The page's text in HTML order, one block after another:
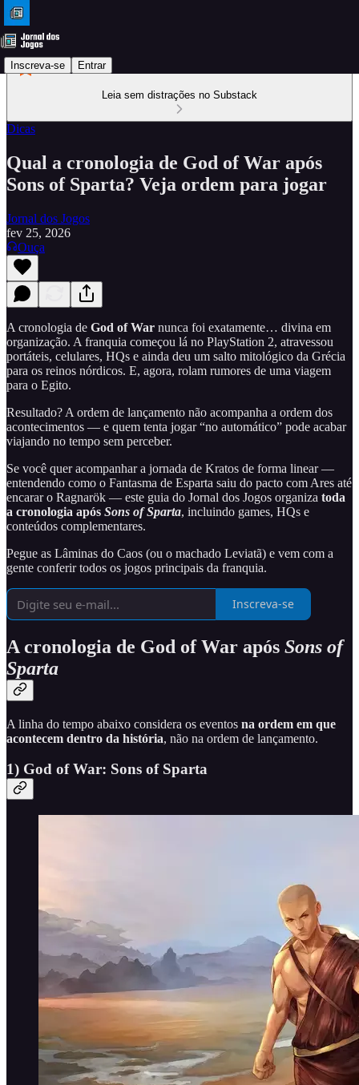
Inscreva-se Entrar
Leia sem distrações no Substack
Dicas
Qual a cronologia de God of War após
Sons of Sparta? Veja ordem para jogar
Jornal dos Jogos
fev 25, 2026
Ouça
A cronologia de God of War nunca foi exatamente… divina em
organização. A franquia começou lá no PlayStation 2, atravessou
portáteis, celulares, HQs e ainda deu um salto mitológico da Grécia
para os reinos nórdicos. E, agora, rolam rumores de uma viagem
para o Egito.
Resultado? A ordem de lançamento não acompanha a ordem dos
acontecimentos — e quem tenta jogar “no automático” pode acabar
viajando no tempo sem perceber.
Se você quer acompanhar a jornada de Kratos de forma linear —
entendendo como o Fantasma de Esparta saiu do pacto com Ares até
encarar o Ragnarök — este guia do Jornal dos Jogos organiza toda
a cronologia após Sons of Sparta, incluindo games, HQs e
conteúdos complementares.
Pegue as Lâminas do Caos (ou o machado Leviatã) e vem com a
gente conferir todos os jogos principais da franquia.
Inscreva-se
A cronologia de God of War após Sons of
Sparta
A linha do tempo abaixo considera os eventos na ordem em que
acontecem dentro da história, não na ordem de lançamento.
1) God of War: Sons of Sparta